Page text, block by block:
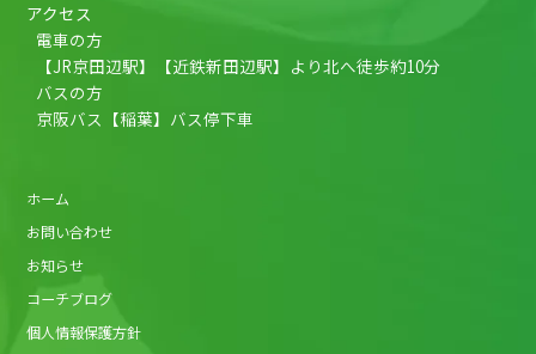
アクセス
電車の方
【JR京田辺駅】【近鉄新田辺駅】より北へ徒歩約10分
バスの方
京阪バス【稲葉】バス停下車
ホーム
お問い合わせ
お知らせ
コーチブログ
個人情報保護方針